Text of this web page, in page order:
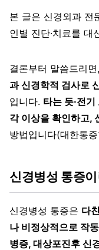
본 글은 신경외과 전
인별 진단·치료를 대
결론부터 말씀드리
과 신경학적 검사로
입니다. 타는 듯·전
각 이상을 확인하고,
방법입니다(대한통
신경병성 통증
신경병성 통증은 다
나 비정상적으로 작
병증, 대상포진후 신